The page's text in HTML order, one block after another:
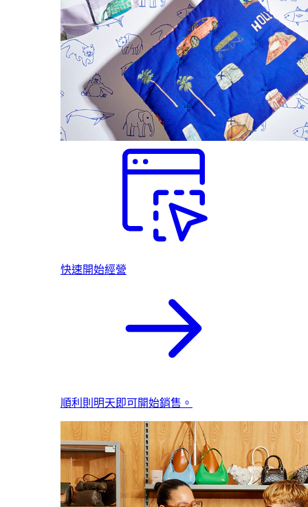
快速開始經營
順利則明天即可開始銷售。